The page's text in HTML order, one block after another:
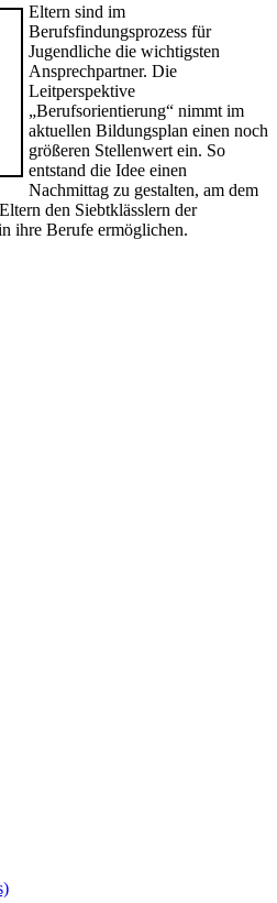
Eltern sind im
Berufsfindungsprozess für
Jugendliche die wichtigsten
Ansprechpartner. Die
Leitperspektive
„Berufsorientierung“ nimmt im
aktuellen Bildungsplan einen noch
größeren Stellenwert ein. So
entstand die Idee einen
Nachmittag zu gestalten, am dem
den Siebtklässlern der
ihre Berufe ermöglichen.